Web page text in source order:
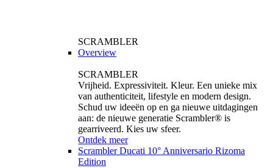
SCRAMBLER
Overview
SCRAMBLER
Vrijheid. Expressiviteit. Kleur. Een unieke mix
van authenticiteit, lifestyle en modern design.
Schud uw ideeën op en ga nieuwe uitdagingen
aan: de nieuwe generatie Scrambler® is
gearriveerd. Kies uw sfeer.
Ontdek meer
Scrambler Ducati 10° Anniversario Rizoma
Edition